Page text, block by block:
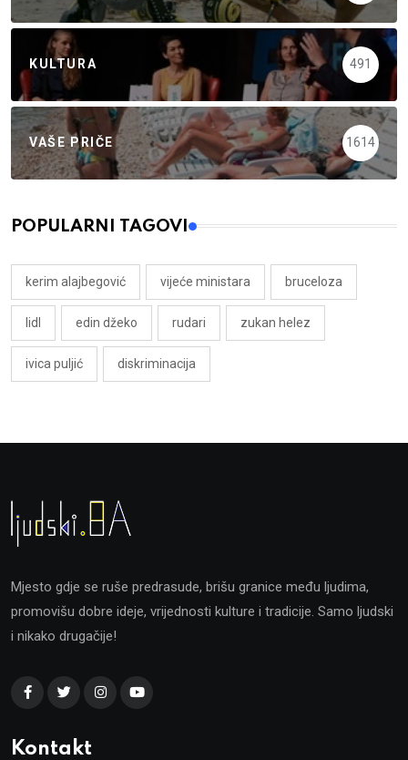
KULTURA 491
VAŠE PRIČE 1614
POPULARNI TAGOVI
kerim alajbegović vijeće ministara bruceloza
lidl edin džeko rudari zukan helez
ivica puljić diskriminacija
Mjesto gdje se ruše predrasude, brišu granice među ljudima,
promovišu dobre ideje, vrijednosti kulture i tradicije. Samo ljudski
i nikako drugačije!
Kontakt